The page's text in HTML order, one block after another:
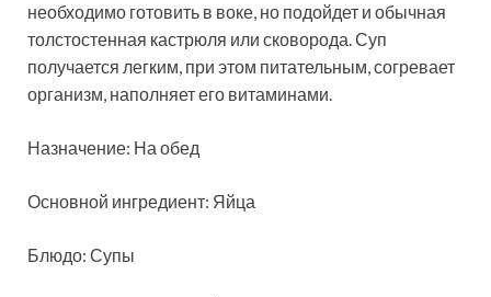
необходимо готовить в воке, но подойдет и обычная
толстостенная кастрюля или сковорода. Суп
получается легким, при этом питательным, согревает
организм, наполняет его витаминами.
Назначение: На обед
Основной ингредиент: Яйца
Блюдо: Супы